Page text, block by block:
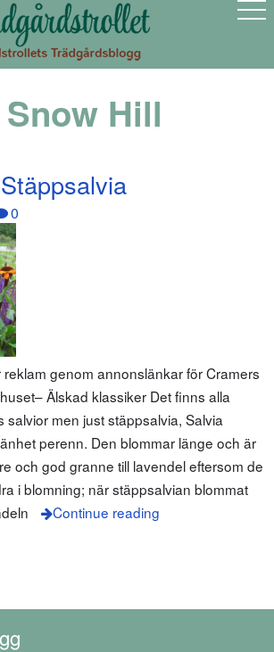
Snow Hill
0
genom annonslänkar för Cramers
Älskad klassiker Det finns alla
salvior men just stäppsalvia, Salvia
perenn. Den blommar länge och är
och god granne till lavendel eftersom de
i blomning; när stäppsalvian blommat
Continue reading